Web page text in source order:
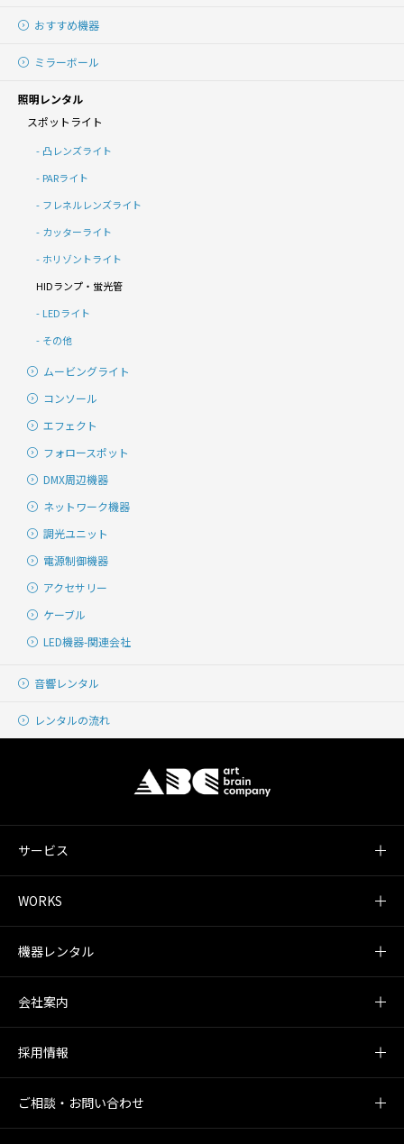
おすすめ機器
ミラーボール
照明レンタル
スポットライト
凸レンズライト
PARライト
フレネルレンズライト
カッターライト
ホリゾントライト
HIDランプ・蛍光管
LEDライト
その他
ムービングライト
コンソール
エフェクト
フォロースポット
DMX周辺機器
ネットワーク機器
調光ユニット
電源制御機器
アクセサリー
ケーブル
LED機器-関連会社
音響レンタル
レンタルの流れ
サービス
WORKS
機器レンタル
会社案内
採用情報
ご相談・お問い合わせ